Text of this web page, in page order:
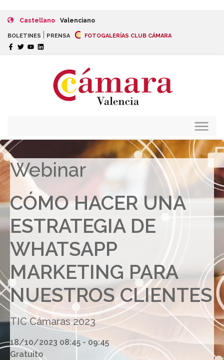
Castellano Valenciano
BOLETINES PRENSA FOTOGALERÍAS CLUB CÁMARA
Webinar
CÓMO HACER UNA
ESTRATEGIA DE
WHATSAPP
MARKETING PARA
NUESTROS CLIENTES
TIC Cámaras 2023
18/10/2023 08:45 - 09:45
Gratuito